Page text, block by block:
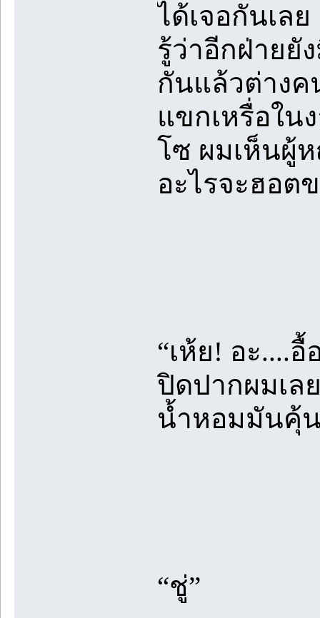
ได้เจอกันเล
รู้ว่าอีกฝ่ายยั
กันแล้วต่างค
แขกเหรื่อใน
โซ ผมเห็นผู้
อะไรจะฮอ
“เห้ย! อะ....
ปิดปากผมเล
น้ำหอมมันคุ้
“ชู่”